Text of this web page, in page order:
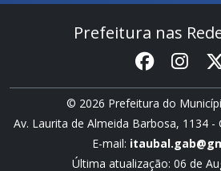
Prefeitura nas
© 2026 Prefeitura do
Av. Laurita de Almeida Barbosa, 1134 -
E-mail:
Última atualização: 06 de